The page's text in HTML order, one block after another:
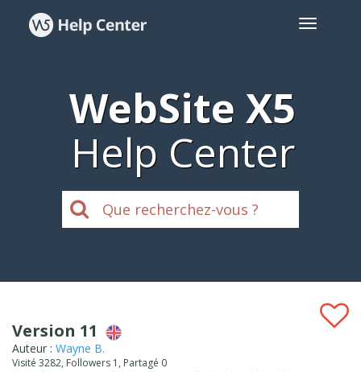
WebSite X5
Help Center
Version 11
Auteur : Wayne B.
Visité 3282, Followers 1, Partagé 0